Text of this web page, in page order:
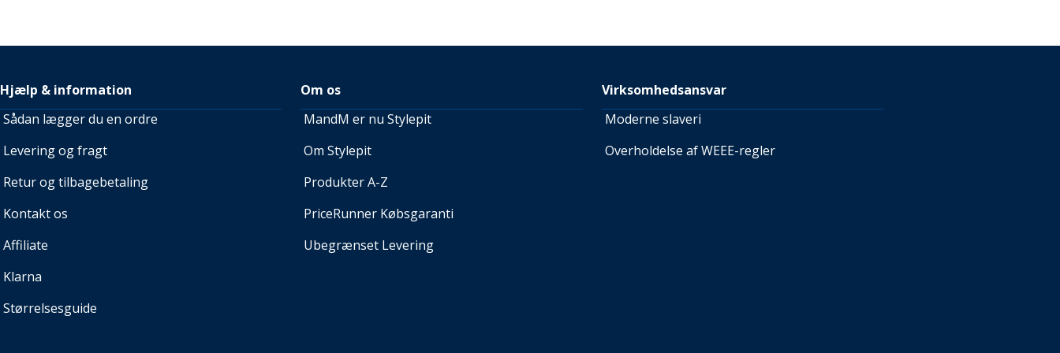
Hjælp & information
Sådan lægger du en ordre
Levering og fragt
Retur og tilbagebetaling
Kontakt os
Affiliate
Klarna
Størrelsesguide
Om os
MandM er nu Stylepit
Om Stylepit
Produkter A-Z
PriceRunner Købsgaranti
Ubegrænset Levering
Virksomhedsansvar
Moderne slaveri
Overholdelse af WEEE-regler